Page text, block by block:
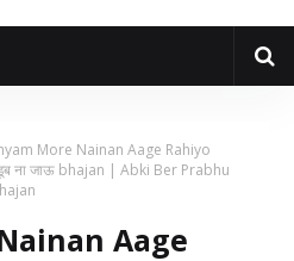
More Nainan Aage Rahiyo
ना जाऊ bhajan | Abki Ber Prabhu
Aage